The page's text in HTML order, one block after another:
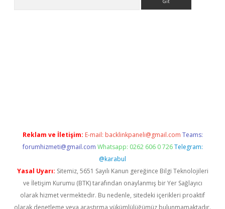
Reklam ve İletişim: E-mail: backlinkpaneli@gmail.com Teams:
forumhizmeti@gmail.com Whatsapp: 0262 606 0 726 Telegram:
@karabul
Yasal Uyarı: Sitemiz, 5651 Sayılı Kanun gereğince Bilgi Teknolojileri
ve İletişim Kurumu (BTK) tarafından onaylanmış bir Yer Sağlayıcı
olarak hizmet vermektedir. Bu nedenle, sitedeki içerikleri proaktif
olarak denetleme veya araştırma yükümlülüğümüz bulunmamaktadır.